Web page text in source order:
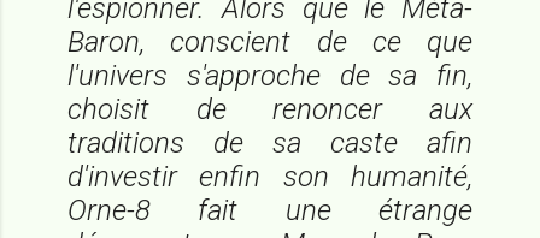
l'espionner. Alors que le Méta-
Baron, conscient de ce que
l'univers s'approche de sa fin,
choisit de renoncer aux
traditions de sa caste afin
d'investir enfin son humanité,
Orne-8 fait une étrange